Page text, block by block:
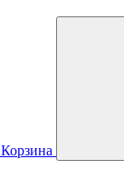
Корзина